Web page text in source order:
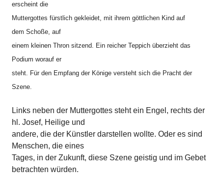
erscheint die
Muttergottes fürstlich gekleidet, mit ihrem göttlichen Kind auf
dem Schoße, auf
einem kleinen Thron sitzend. Ein reicher Teppich überzieht das
Podium worauf er
steht. Für den Empfang der Könige versteht sich die Pracht der
Szene.
Links neben der Muttergottes steht ein Engel, rechts der
hl. Josef, Heilige und
andere, die der Künstler darstellen wollte. Oder es sind
Menschen, die eines
Tages, in der Zukunft, diese Szene geistig und im Gebet
betrachten würden.